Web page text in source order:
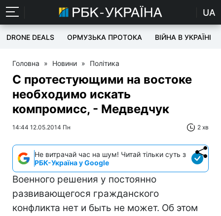
UA
DRONE DEALS ОРМУЗЬКА ПРОТОКА ВІЙНА В УКРАЇНІ
Головна » Новини » Політика
С протестующими на востоке
необходимо искать
компромисс, - Медведчук
14:44 12.05.2014 Пн 2 хв
Не витрачай час на шум! Читай тільки суть з
РБК-Україна у Google
Военного решения у постоянно
развивающегося гражданского
конфликта нет и быть не может. Об этом